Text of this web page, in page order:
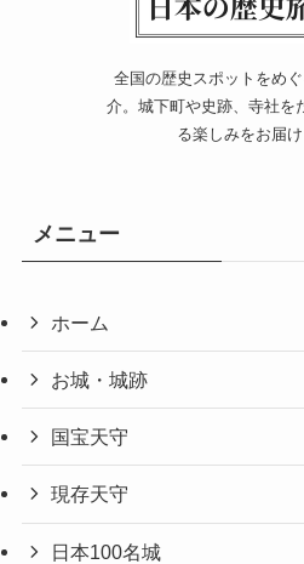
全国の歴史スポットをめ
介。城下町や史跡、寺社を
る楽しみをお届け
メニュー
ホーム
お城・城跡
国宝天守
現存天守
日本100名城